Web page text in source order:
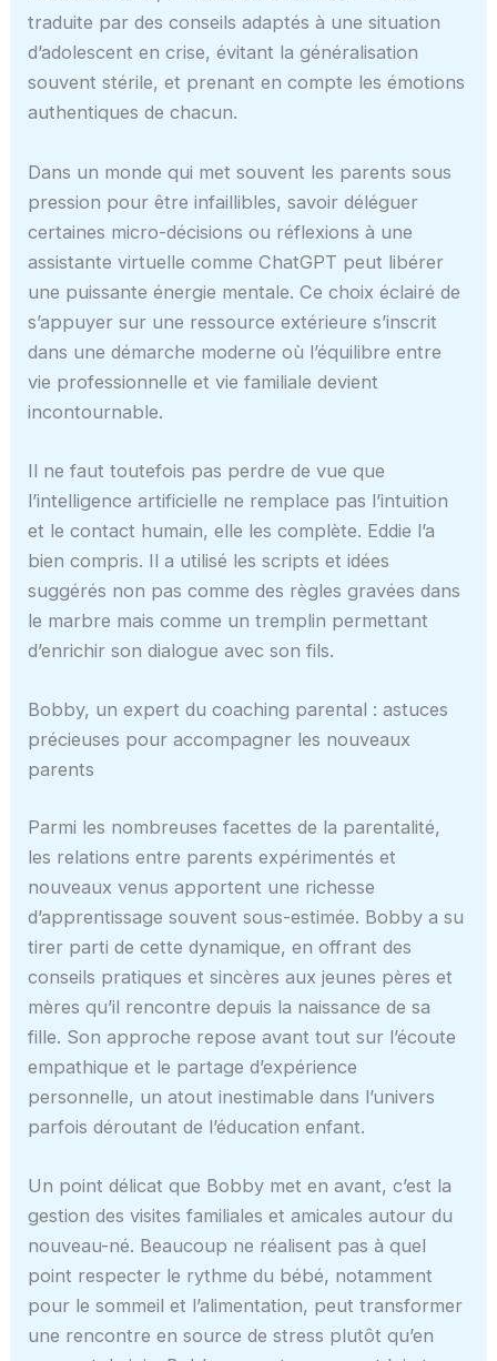
traduite par des conseils adaptés à une situation
d’adolescent en crise, évitant la généralisation
souvent stérile, et prenant en compte les émotions
authentiques de chacun.
Dans un monde qui met souvent les parents sous
pression pour être infaillibles, savoir déléguer
certaines micro-décisions ou réflexions à une
assistante virtuelle comme ChatGPT peut libérer
une puissante énergie mentale. Ce choix éclairé de
s’appuyer sur une ressource extérieure s’inscrit
dans une démarche moderne où l’équilibre entre
vie professionnelle et vie familiale devient
incontournable.
Il ne faut toutefois pas perdre de vue que
l’intelligence artificielle ne remplace pas l’intuition
et le contact humain, elle les complète. Eddie l’a
bien compris. Il a utilisé les scripts et idées
suggérés non pas comme des règles gravées dans
le marbre mais comme un tremplin permettant
d’enrichir son dialogue avec son fils.
Bobby, un expert du coaching parental : astuces
précieuses pour accompagner les nouveaux
parents
Parmi les nombreuses facettes de la parentalité,
les relations entre parents expérimentés et
nouveaux venus apportent une richesse
d’apprentissage souvent sous-estimée. Bobby a su
tirer parti de cette dynamique, en offrant des
conseils pratiques et sincères aux jeunes pères et
mères qu’il rencontre depuis la naissance de sa
fille. Son approche repose avant tout sur l’écoute
empathique et le partage d’expérience
personnelle, un atout inestimable dans l’univers
parfois déroutant de l’éducation enfant.
Un point délicat que Bobby met en avant, c’est la
gestion des visites familiales et amicales autour du
nouveau-né. Beaucoup ne réalisent pas à quel
point respecter le rythme du bébé, notamment
pour le sommeil et l’alimentation, peut transformer
une rencontre en source de stress plutôt qu’en